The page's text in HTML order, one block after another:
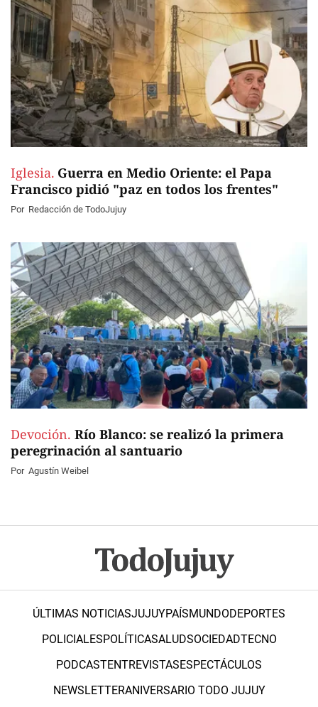
Iglesia. Guerra en Medio Oriente: el Papa
Francisco pidió "paz en todos los frentes"
Por Redacción de TodoJujuy
Devoción. Río Blanco: se realizó la primera
peregrinación al santuario
Por Agustín Weibel
ÚLTIMAS NOTICIASJUJUYPAÍSMUNDODEPORTES
POLICIALESPOLÍTICASALUDSOCIEDADTECNO
PODCASTENTREVISTASESPECTÁCULOS
NEWSLETTERANIVERSARIO TODO JUJUY